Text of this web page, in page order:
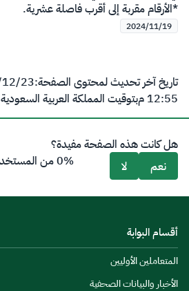
*الأرقام مقربة إلى أقرب فاصلة عشرية.​​
2024/11/19
تاريخ آخر تحديث لمحتوى الصفحة:23‏/12‏/1447 هـ
12:55 م
بتوقيت المملكة العربية السعودية
هل كانت هذه الصفحة مفيدة؟
نعم
لا 0% من المستخدمين قالوا نعم من 0 تعليقاً
أقسام البوابة
المتعاملين الأوليين
الأخبار والبيانات الصحفية